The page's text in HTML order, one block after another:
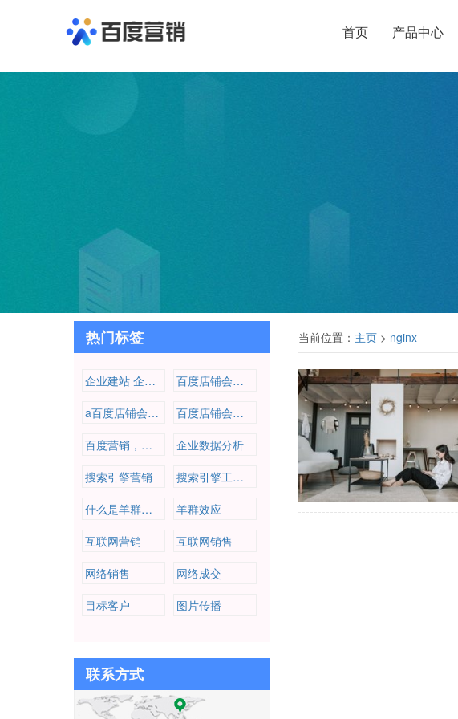
首页 产品中心
当前位置： 主页 > nginx
热门标签
企业建站 企业营销 爱番番
百度店铺会员，百度营销，百度推广，企业推广，公司营销推广
a百度店铺会员，百度营销，百度推广，企业推广，公司营销推广
百度店铺会员，百度营销，百度推广，企业推广，公司营销推广
百度营销，百度推广，企业推广，公司营销推广
企业数据分析
搜索引擎营销
搜索引擎工作原理
什么是羊群效应
羊群效应
互联网营销
互联网销售
网络销售
网络成交
目标客户
图片传播
联系方式